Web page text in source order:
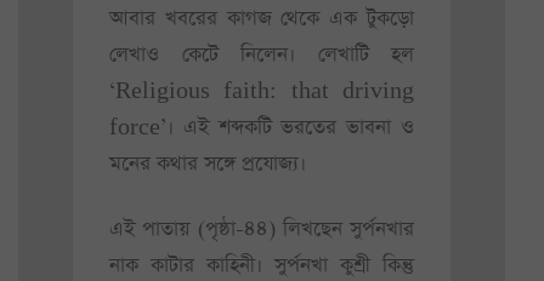
আবার খবরের কাগজ থেকে এক টুকড়ো
লেখাও কেটে নিলেন। লেখাটি হল
‘Religious faith: that driving
force’। এই শব্দকটি ভরতের ভাবনা ও
মনের কথার সঙ্গে প্রযোজ্য।
এই পাতায় (পৃষ্ঠা-৪৪) লিখছেন সুর্পনখার
নাক কাটার কাহিনী। সুর্পনখা কুশ্রী কিন্তু